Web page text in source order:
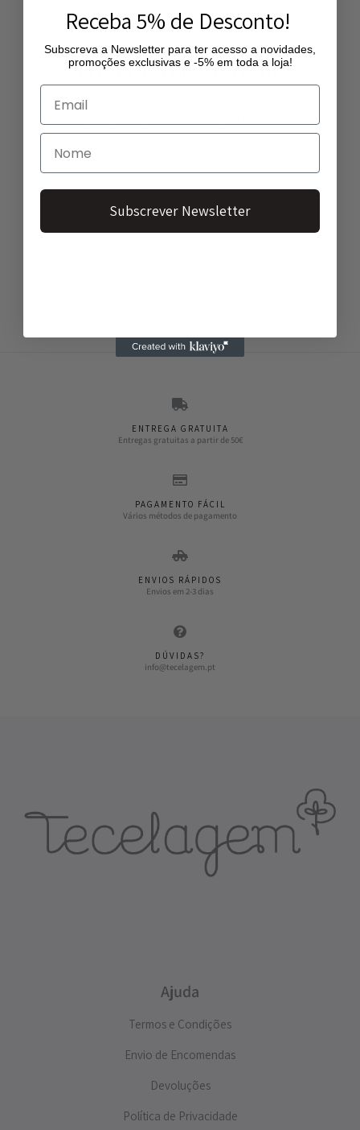
Receba 5% de Desconto!
Subscreva a Newsletter para ter acesso a novidades,
promoções exclusivas e -5% em toda a loja!
ENTREGA GRATUITA
Entregas gratuitas a partir de 50€
PAGAMENTO FÁCIL
Vários métodos de pagamento
ENVIOS RÁPIDOS
Envios em 2-3 dias
DÚVIDAS?
info@tecelagem.pt
Ajuda
Termos e Condições
Envio de Encomendas
Devoluções
Política de Privacidade
Receba 5% de Desconto!
Subscreva a Newsletter para ter acesso a novidades,
promoções exclusivas e -5% em toda a loja!
Subscrever Newsletter